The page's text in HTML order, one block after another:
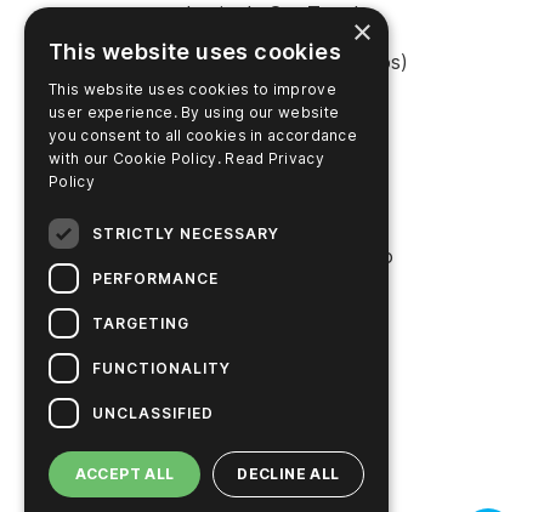
Login da SureTrend
Shop Online (Estados Unidos)
Shop Online (Austrália)
Entre em contato conosco
História da Hygiena
Soluções sustentáveis
×
This website uses cookies
This website uses cookies to improve
user experience. By using our website
you consent to all cookies in accordance
with our Cookie Policy. Read Privacy
Policy
STRICTLY NECESSARY
PERFORMANCE
TARGETING
FUNCTIONALITY
UNCLASSIFIED
ACCEPT ALL DECLINE ALL